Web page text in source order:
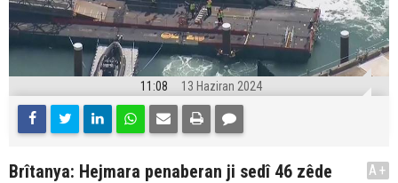
11:08 13 Haziran 2024
Brîtanya: Hejmara penaberan ji sedî 46 zêde
A+